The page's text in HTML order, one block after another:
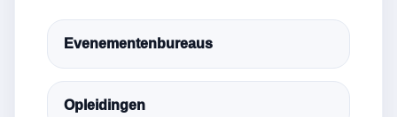
Evenementenbureaus
Opleidingen